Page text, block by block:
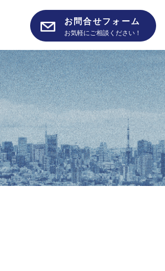
お問合せフォーム
お気軽にご相談ください！